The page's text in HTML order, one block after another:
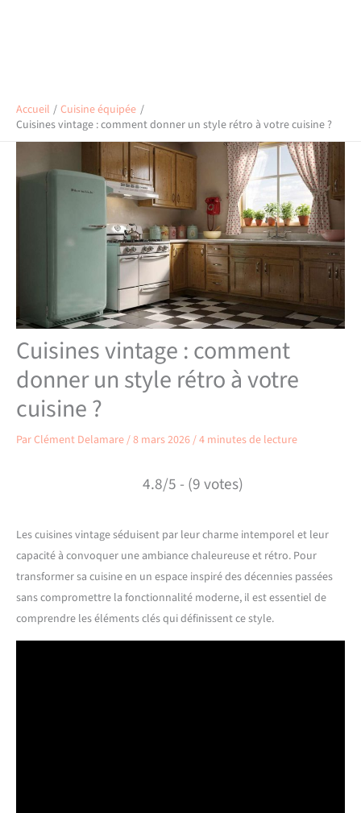
Accueil
Cuisine équipée
Cuisines vintage : comment donner un style rétro à votre cuisine ?
Cuisines vintage : comment
donner un style rétro à votre
cuisine ?
ParClément Delamare/8 mars 2026/4 minutes de lecture
4.8/5 - (9 votes)
Les cuisines vintage séduisent par leur charme intemporel et leur
capacité à convoquer une ambiance chaleureuse et rétro. Pour
transformer sa cuisine en un espace inspiré des décennies passées
sans compromettre la fonctionnalité moderne, il est essentiel de
comprendre les éléments clés qui définissent ce style.